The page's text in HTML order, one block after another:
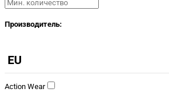
Производитель:
EU
Action Wear